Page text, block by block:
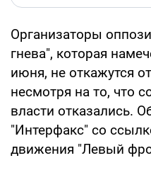
Организаторы
гнева", которая
июня, не откажутся
несмотря на то, что
власти отказались.
"Интерфакс" со
движения "Левый